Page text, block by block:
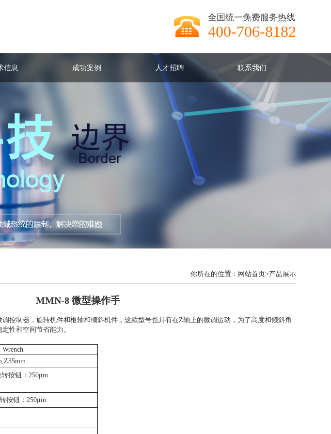
全国统一免费服务热线
400-706-8182
信息 成功案例 人才招聘 联系我们
你所在的位置： 网站首页>产品展示
MMN-8 微型操作手
控制器，旋转机件和枢轴和倾斜机件，这款型号也具有在Z轴上的微调运动，为了高度和倾斜角
性和空间节省能力。
按钮：250μm
按钮：250μm